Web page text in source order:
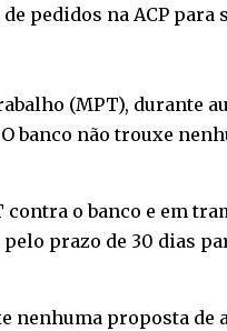
pedidos na ACP para
(MPT), durante
banco não trouxe
o banco e em
prazo de 30 dias
nenhuma proposta de